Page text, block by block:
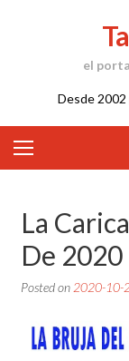
el
Desde 2002
La
De 2020
Posted on 2020-10-